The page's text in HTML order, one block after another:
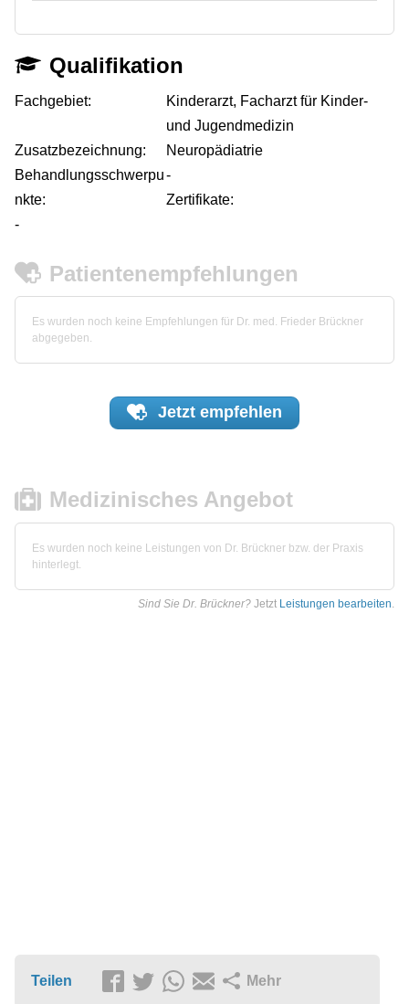
Qualifikation
Fachgebiet:
Kinderarzt, Facharzt für Kinder-
und Jugendmedizin
Zusatzbezeichnung:
Neuropädiatrie
Behandlungsschwerpu
nkte:
-
Zertifikate:
-
Patientenempfehlungen
Es wurden noch keine Empfehlungen für Dr. med. Frieder Brückner
abgegeben.
Jetzt empfehlen
Medizinisches Angebot
Es wurden noch keine Leistungen von Dr. Brückner bzw. der Praxis
hinterlegt.
Sind Sie Dr. Brückner? Jetzt Leistungen bearbeiten.
Teilen Mehr